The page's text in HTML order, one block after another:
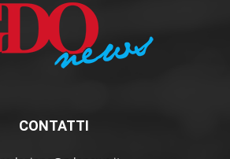
CONTATTI